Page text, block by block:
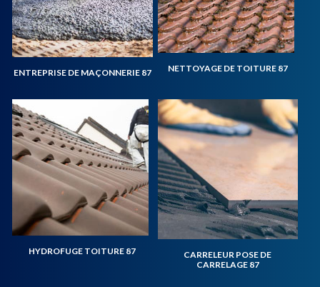
ENTREPRISE DE MAÇONNERIE 87 NETTOYAGE DE TOITURE 87
HYDROFUGE TOITURE 87
CARRELEUR POSE DE
CARRELAGE 87